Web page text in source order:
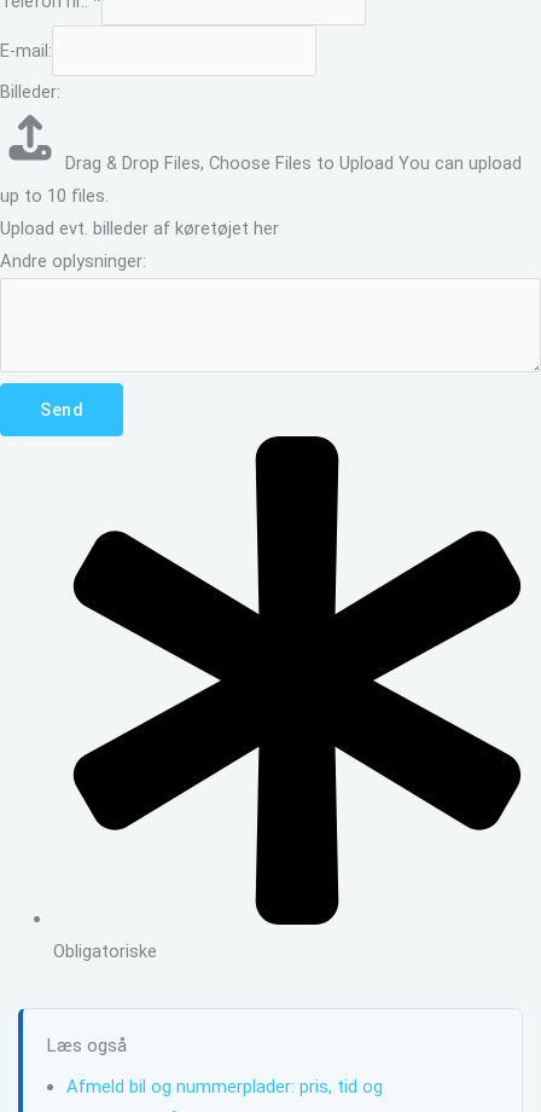
E-mail:
Billeder:
Drag & Drop Files, Choose Files to Upload You can upload
up to 10 files.
Upload evt. billeder af køretøjet her
Andre oplysninger:
Send
Obligatoriske
Læs også
Afmeld bil og nummerplader: pris, tid og